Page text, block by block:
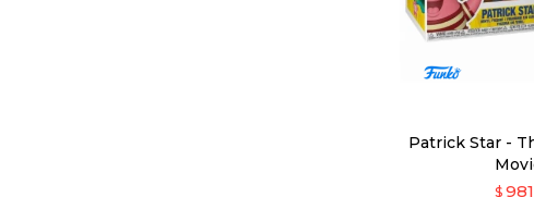
Patrick Star -
$ 981